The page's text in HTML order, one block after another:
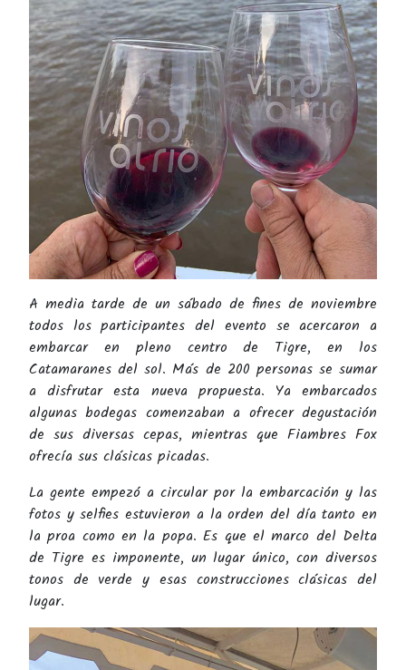
A media tarde de un sábado de fines de noviembre
todos los participantes del evento se acercaron a
embarcar en pleno centro de Tigre, en los
Catamaranes del sol. Más de 200 personas se sumar
a disfrutar esta nueva propuesta. Ya embarcados
algunas bodegas comenzaban a ofrecer degustación
de sus diversas cepas, mientras que Fiambres Fox
ofrecía sus clásicas picadas.
La gente empezó a circular por la embarcación y las
fotos y selfies estuvieron a la orden del día tanto en
la proa como en la popa. Es que el marco del Delta
de Tigre es imponente, un lugar único, con diversos
tonos de verde y esas construcciones clásicas del
lugar.